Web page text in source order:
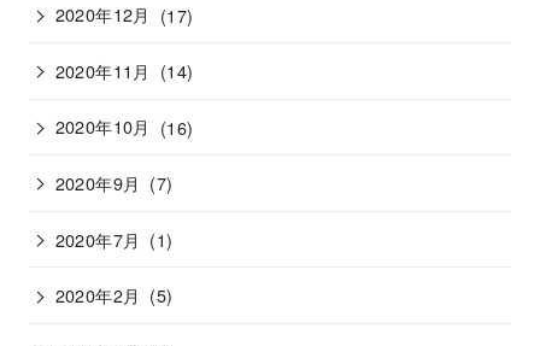
2020年12月 (17)
2020年11月 (14)
2020年10月 (16)
2020年9月 (7)
2020年7月 (1)
2020年2月 (5)